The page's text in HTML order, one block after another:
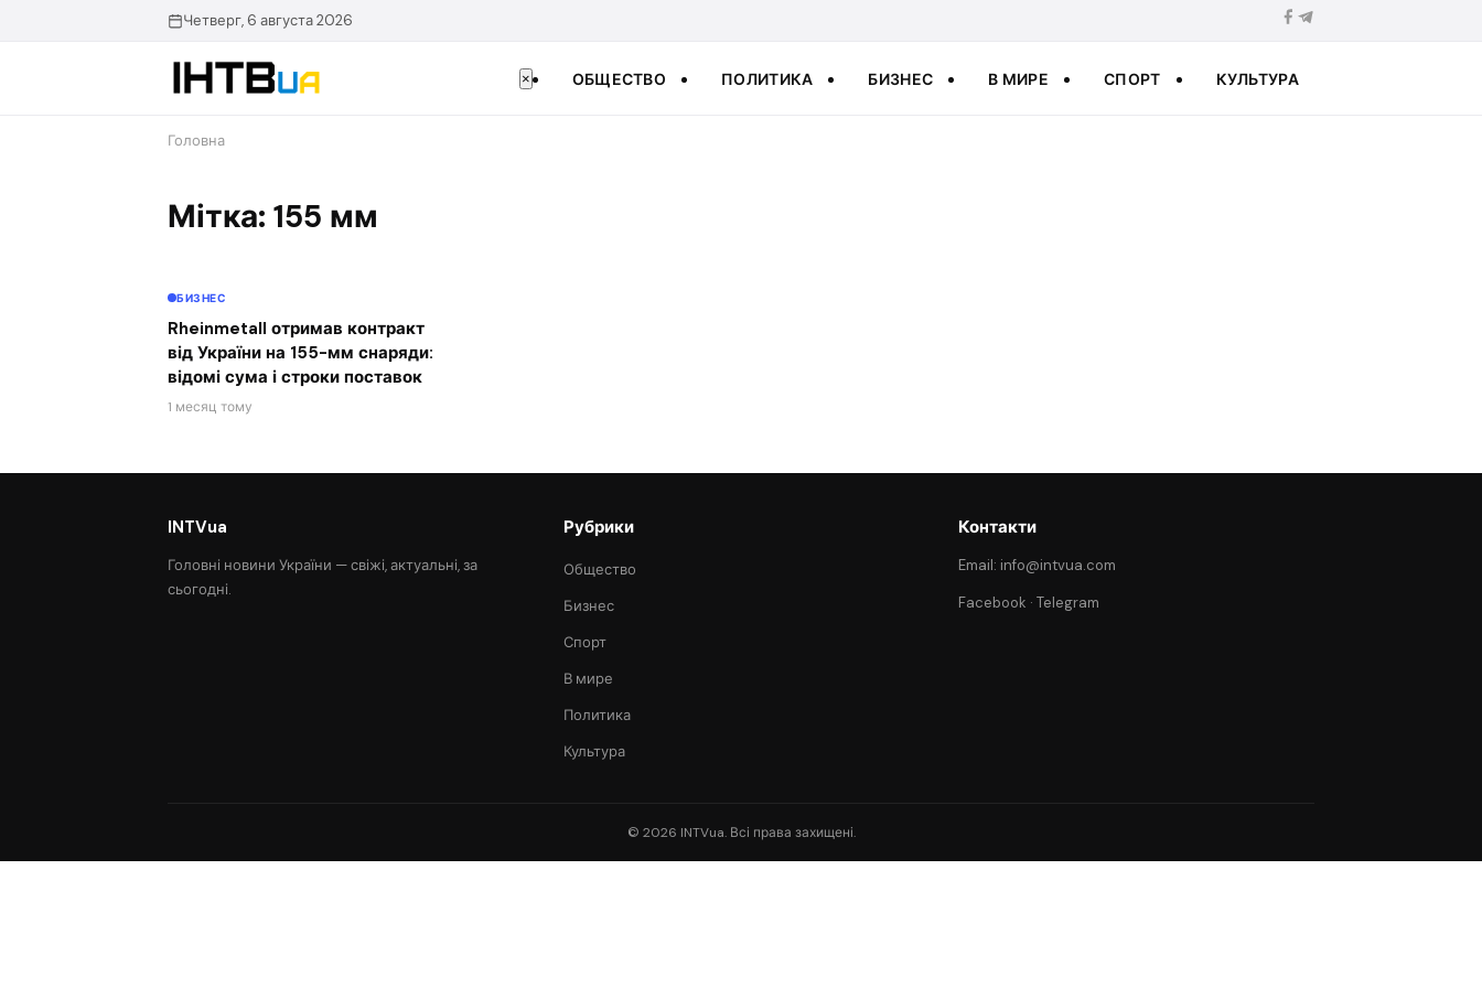
Четверг, 6 августа 2026
× ОБЩЕСТВО ПОЛИТИКА БИЗНЕС В МИРЕ СПОРТ КУЛЬТУРА
Головна
Мітка: 155 мм
БИЗНЕС
Rheinmetall отримав контракт
від України на 155-мм снаряди:
відомі сума і строки поставок
1 месяц тому
INTVua
Головні новини України — свіжі, актуальні, за
сьогодні.
Рубрики
Общество
Бизнес
Спорт
В мире
Политика
Культура
Контакти
Email: info@intvua.com
Facebook ·Telegram
© 2026 INTVua. Всі права захищені.